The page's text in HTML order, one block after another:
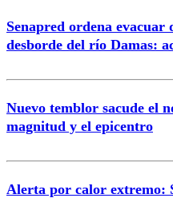
Senapred ordena evacuar
desborde del río Damas:
Nuevo temblor sacude el
magnitud y el epicentro
Alerta por calor extremo: